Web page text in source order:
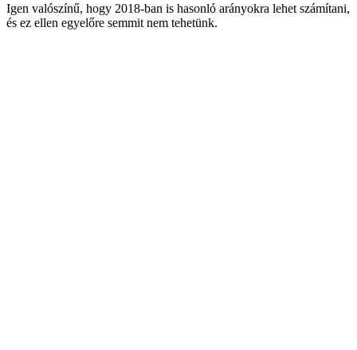
Igen valószínű, hogy 2018-ban is hasonló arányokra lehet számítani,
és ez ellen egyelőre semmit nem tehetünk.